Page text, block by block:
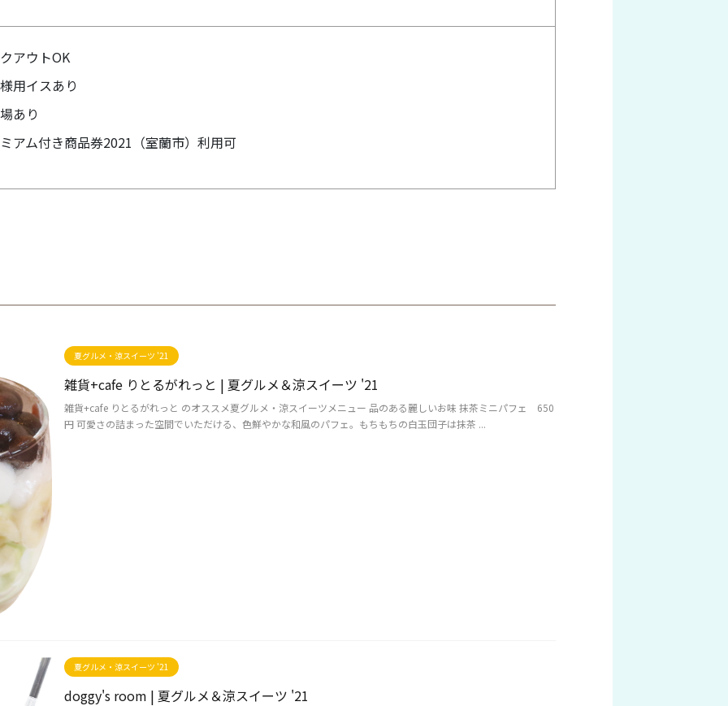
アウトOK
用イスあり
あり
アム付き商品券2021（室蘭市）利用可
夏グルメ・涼スイーツ '21
雑貨+cafe りとるがれっと | 夏グルメ＆涼スイーツ '21
雑貨+cafe りとるがれっと のオススメ夏グルメ・涼スイーツメニュー 品のある麗しいお味 抹茶ミニパフェ 650
円 可愛さの詰まった空間でいただける、色鮮やかな和風のパフェ。もちもちの白玉団子は抹茶 ...
夏グルメ・涼スイーツ '21
doggy's room | 夏グルメ＆涼スイーツ '21